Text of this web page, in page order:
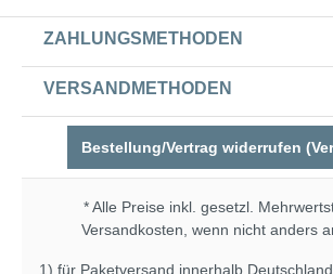
ZAHLUNGSMETHODEN
VERSANDMETHODEN
Bestellung/Vertrag widerrufen
* Alle Preise inkl. gesetzl.
Versandkosten , wenn nicht anders
1) für Paketversand innerhalb